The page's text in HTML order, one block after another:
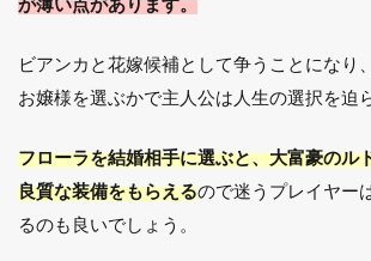
ビアンカと花嫁候補として争うことになり
お嬢様を選ぶかで主人公は人生の選択を迫
フローラを結婚相手に選ぶと、大富豪のル
良質な装備をもらえるので迷うプレイヤー
るのも良いでしょう。